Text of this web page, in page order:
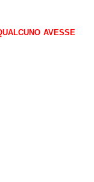
AVESSE